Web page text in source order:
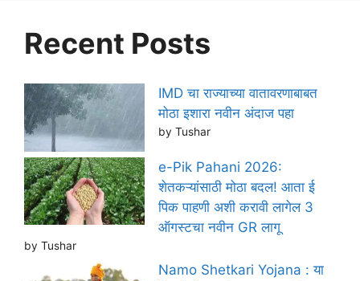
Recent Posts
IMD चा राज्याच्या वातावरणाबाबत
मोठा इशारा नवीन अंदाज पहा
by Tushar
e-Pik Pahani 2026:
शेतकऱ्यांसाठी मोठा बदल! आता ई
पिक पाहणी अशी करावी लागेल 3
ऑगस्टचा नवीन GR लागू
by Tushar
Namo Shetkari Yojana : या